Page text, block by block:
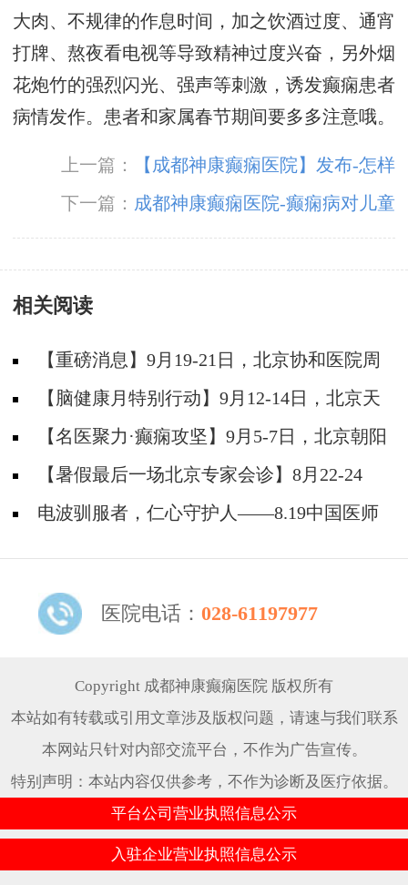
大肉、不规律的作息时间，加之饮酒过度、通宵
打牌、熬夜看电视等导致精神过度兴奋，另外烟
花炮竹的强烈闪光、强声等刺激，诱发癫痫患者
病情发作。患者和家属春节期间要多多注意哦。
上一篇：
【成都神康癫痫医院】发布-怎样
的护理才能预防癫痫发作?
下一篇： 成都神康癫痫医院-癫痫病对儿童
智力影响原因讲解?
相关阅读
【重磅消息】9月19-21日，北京协和医院周
祥琴教授成都领衔会诊，共筑全年龄段抗癫防
线！
【脑健康月特别行动】9月12-14日，北京天
坛医院杨涛博士免费会诊+超万元援助，护航全
年龄段癫痫患者
【名医聚力·癫痫攻坚】9月5-7日，北京朝阳
医院神经内科周立春博士成都公益会诊，名额有
限，速约！
【暑假最后一场北京专家会诊】8月22-24
日，北京大学首钢医院高伟教授亲临成都免费会
电波驯服者，仁心守护人——8.19中国医师
医院电话： 028-61197977
Copyright 成都神康癫痫医院 版权所有
本站如有转载或引用文章涉及版权问题，请速与我们联系
本网站只针对内部交流平台，不作为广告宣传。
特别声明：本站内容仅供参考，不作为诊断及医疗依据。
平台公司营业执照信息公示
入驻企业营业执照信息公示